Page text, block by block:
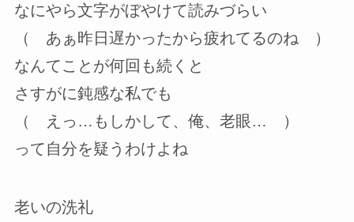
なにやら文字がぼやけて読みづらい
（ あぁ昨日遅かったから疲れてるのね ）
なんてことが何回も続くと
さすがに鈍感な私でも
（ えっ…もしかして、俺、老眼… ）
って自分を疑うわけよね
老いの洗礼